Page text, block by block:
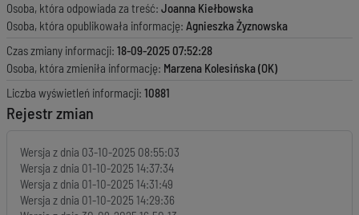
Osoba, która odpowiada za treść: Joanna Kiełbowska
Osoba, która opublikowała informację: Agnieszka Żyznowska
Czas zmiany informacji: 18-09-2025 07:52:28
Osoba, która zmieniła informację: Marzena Kolesińska (OK)
Liczba wyświetleń informacji: 10881
Rejestr zmian
Wersja z dnia 03-10-2025 08:55:03
Wersja z dnia 01-10-2025 14:37:34
Wersja z dnia 01-10-2025 14:31:49
Wersja z dnia 01-10-2025 14:29:36